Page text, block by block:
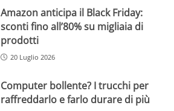
Amazon anticipa il Black Friday:
sconti fino all’80% su migliaia di
prodotti
20 Luglio 2026
Computer bollente? I trucchi per
raffreddarlo e farlo durare di più